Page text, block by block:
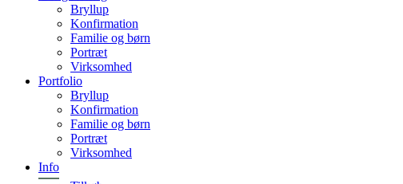
Bryllup
Konfirmation
Familie og børn
Portræt
Virksomhed
Portfolio
Bryllup
Konfirmation
Familie og børn
Portræt
Virksomhed
Info